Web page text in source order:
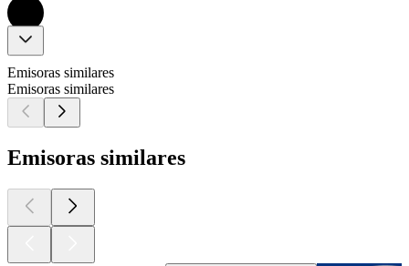
Emisoras similares
Emisoras similares
Emisoras similares